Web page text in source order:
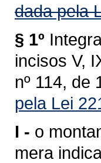
dada pela
§ 1º
incisos V,
nº 114, de
pela Lei
I - o
mera